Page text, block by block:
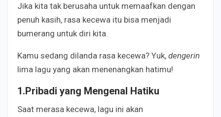
Jika kita tak berusaha untuk memaafkan dengan
penuh kasih, rasa kecewa itu bisa menjadi
bumerang untuk diri kita.
Kamu sedang dilanda rasa kecewa? Yuk, dengerin
lima lagu yang akan menenangkan hatimu!
1.Pribadi yang Mengenal Hatiku
Saat merasa kecewa, lagu ini akan